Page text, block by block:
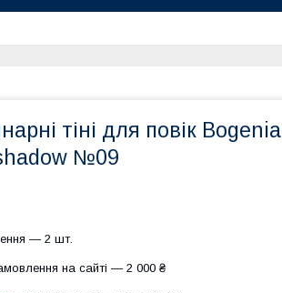
тіні для повік Bogenia
№09
— 2 шт.
на сайті — 2 000 ₴